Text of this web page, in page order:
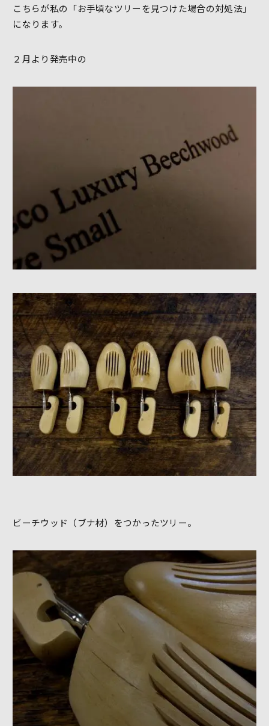
こちらが私の「お手頃なツリーを見つけた場合の対処法」
になります。
２月より発売中の
ビーチウッド（ブナ材）をつかったツリー。